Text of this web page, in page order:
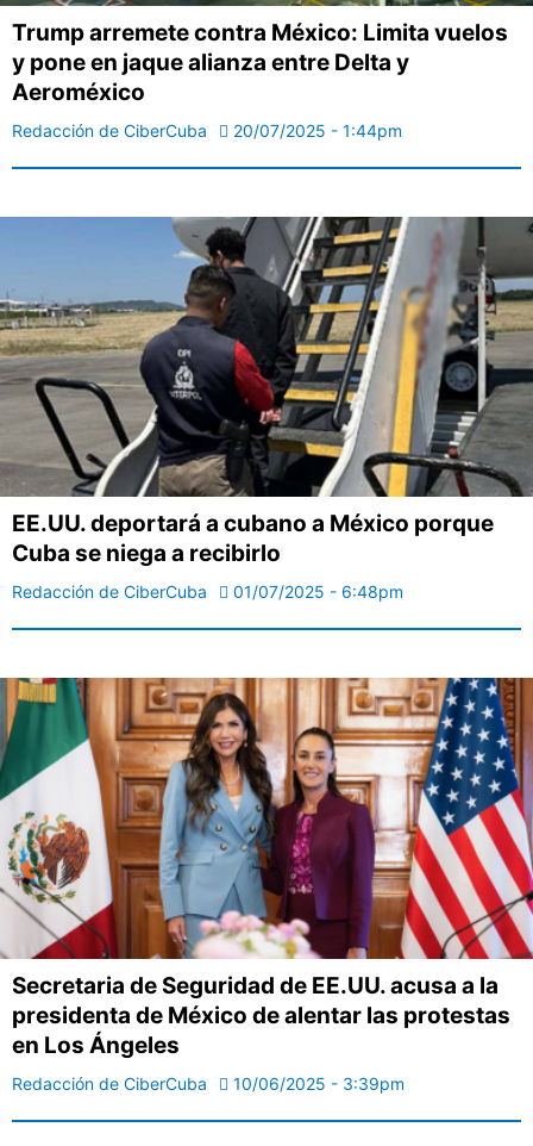
Trump arremete contra México: Limita vuelos
y pone en jaque alianza entre Delta y
Aeroméxico
Redacción de CiberCuba 20/07/2025 - 1:44pm
EE.UU. deportará a cubano a México porque
Cuba se niega a recibirlo
Redacción de CiberCuba 01/07/2025 - 6:48pm
Secretaria de Seguridad de EE.UU. acusa a la
presidenta de México de alentar las protestas
en Los Ángeles
Redacción de CiberCuba 10/06/2025 - 3:39pm